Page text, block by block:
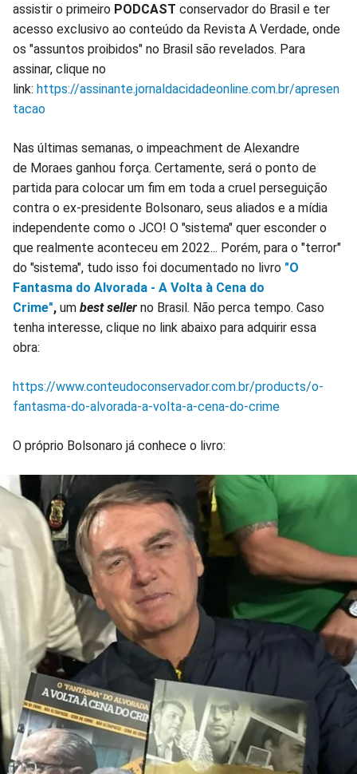
assistir o primeiro PODCAST conservador do Brasil e ter
acesso exclusivo ao conteúdo da Revista A Verdade, onde
os "assuntos proibidos" no Brasil são revelados. Para
assinar, clique no
link: https://assinante.jornaldacidadeonline.com.br/apresen
tacao
Nas últimas semanas, o impeachment de Alexandre
de Moraes ganhou força. Certamente, será o ponto de
partida para colocar um fim em toda a cruel perseguição
contra o ex-presidente Bolsonaro, seus aliados e a mídia
independente como o JCO! O "sistema" quer esconder o
que realmente aconteceu em 2022... Porém, para o "terror"
do "sistema", tudo isso foi documentado no livro "O
Fantasma do Alvorada - A Volta à Cena do
Crime", um best seller no Brasil. Não perca tempo. Caso
tenha interesse, clique no link abaixo para adquirir essa
obra:
https://www.conteudoconservador.com.br/products/o-
fantasma-do-alvorada-a-volta-a-cena-do-crime
O próprio Bolsonaro já conhece o livro: